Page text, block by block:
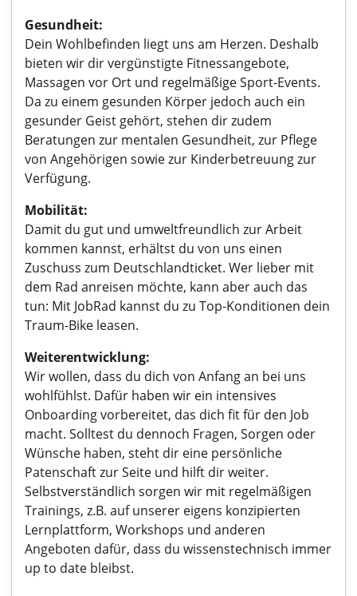
Gesundheit:
Dein Wohlbefinden liegt uns am Herzen. Deshalb
bieten wir dir vergünstigte Fitnessangebote,
Massagen vor Ort und regelmäßige Sport-Events.
Da zu einem gesunden Körper jedoch auch ein
gesunder Geist gehört, stehen dir zudem
Beratungen zur mentalen Gesundheit, zur Pflege
von Angehörigen sowie zur Kinderbetreuung zur
Verfügung.
Mobilität:
Damit du gut und umweltfreundlich zur Arbeit
kommen kannst, erhältst du von uns einen
Zuschuss zum Deutschlandticket. Wer lieber mit
dem Rad anreisen möchte, kann aber auch das
tun: Mit JobRad kannst du zu Top-Konditionen dein
Traum-Bike leasen.
Weiterentwicklung:
Wir wollen, dass du dich von Anfang an bei uns
wohlfühlst. Dafür haben wir ein intensives
Onboarding vorbereitet, das dich fit für den Job
macht. Solltest du dennoch Fragen, Sorgen oder
Wünsche haben, steht dir eine persönliche
Patenschaft zur Seite und hilft dir weiter.
Selbstverständlich sorgen wir mit regelmäßigen
Trainings, z.B. auf unserer eigens konzipierten
Lernplattform, Workshops und anderen
Angeboten dafür, dass du wissenstechnisch immer
up to date bleibst.